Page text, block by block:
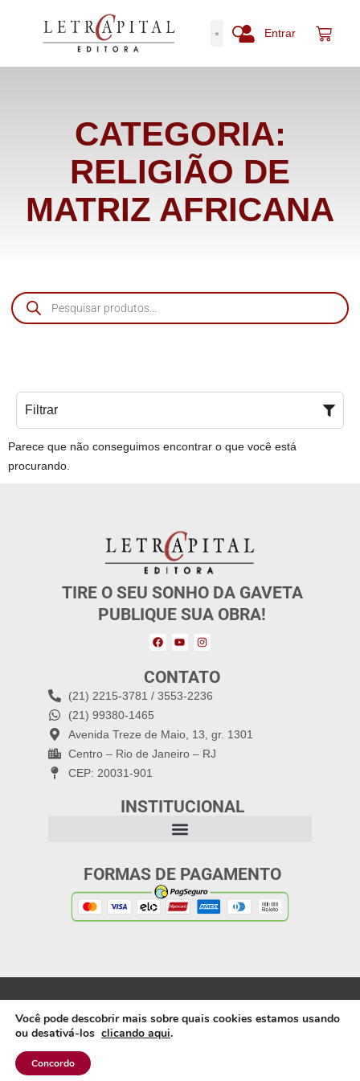
Entrar
CATEGORIA:
RELIGIÃO DE
MATRIZ AFRICANA
Filtrar
Parece que não conseguimos encontrar o que você está
procurando.
TIRE O SEU SONHO DA GAVETA
PUBLIQUE SUA OBRA!
CONTATO
(21) 2215-3781 / 3553-2236
(21) 99380-1465
Avenida Treze de Maio, 13, gr. 1301
Centro – Rio de Janeiro – RJ
CEP: 20031-901
INSTITUCIONAL
FORMAS DE PAGAMENTO
Capital Editora |
Você pode descobrir mais sobre quais cookies estamos usando
ou desativá-los clicando aqui.
Concordo